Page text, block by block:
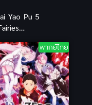
Yao Pu 5
าขาน
นานปีศาจ
ค 5
พากย์ไทย